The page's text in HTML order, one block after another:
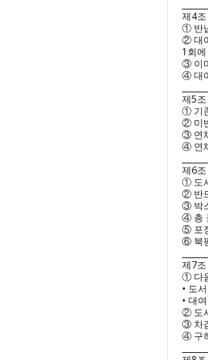
제4
① 반
② 대
1회
③ 이
④ 대
제5
① 기
② 미
③ 연
④ 연
제6
① 도
② 반
③ 박
④ 총
⑤ 포
⑥ 북
제7조
① 다
• 도
• 대
② 도
③ 차
④ 구